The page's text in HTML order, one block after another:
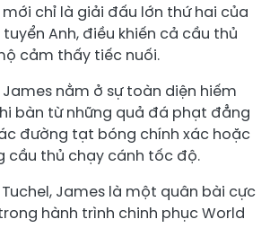
chỉ là giải đấu lớn thứ hai của
Anh, điều khiến cả cầu thủ
cảm thấy tiếc nuối.
nằm ở sự toàn diện hiếm
bàn từ những quả đá phạt đẳng
đường tạt bóng chính xác hoặc
cầu thủ chạy cánh tốc độ.
Tuchel, James là một quân bài cực
hành trình chinh phục World